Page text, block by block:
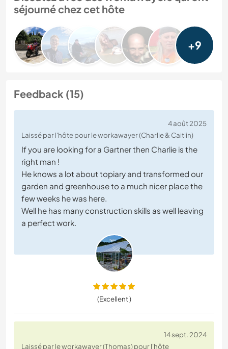
séjourné chez cet hôte
+9
Feedback (15)
4 août 2025
Laissé par l'hôte pour le workawayer (Charlie & Caitlin)
If you are looking for a Gartner then Charlie is the
right man !
He knows a lot about topiary and transformed our
garden and greenhouse to a much nicer place the
few weeks he was here.
Well he has many construction skills as well leaving
a perfect work.
(Excellent )
14 sept. 2024
Laissé par le workawayer (Thomas) pour l'hôte